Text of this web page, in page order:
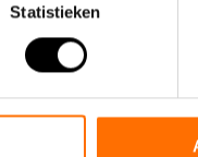
Statistieken